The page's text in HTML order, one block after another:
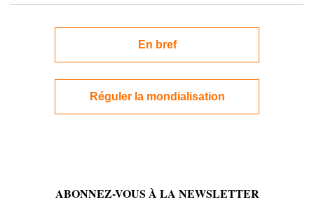
En bref
Réguler la mondialisation
ABONNEZ-VOUS À LA NEWSLETTER